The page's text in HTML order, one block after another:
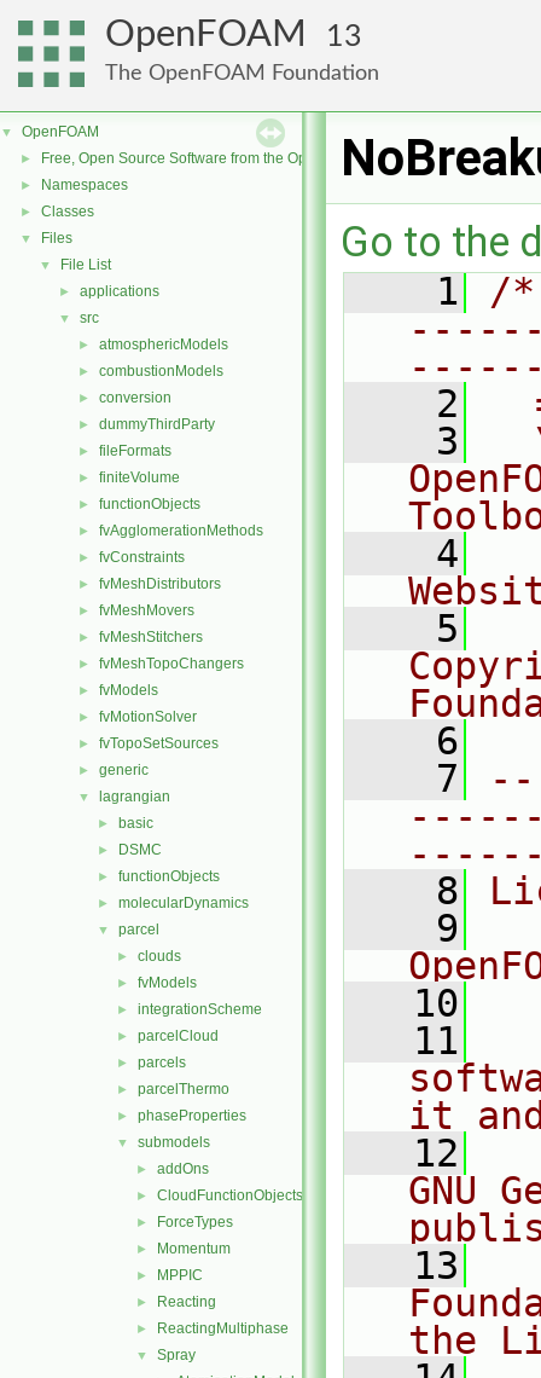
OpenFOAM 13
The OpenFOAM Foundation
▼ OpenFOAM
► Free, Open Source Software from the OpenFOAM Foundation
► Namespaces
► Classes
▼ Files
▼ File List
► applications
▼ src
► atmosphericModels
► combustionModels
► conversion
► dummyThirdParty
► fileFormats
► finiteVolume
► functionObjects
► fvAgglomerationMethods
► fvConstraints
► fvMeshDistributors
► fvMeshMovers
► fvMeshStitchers
► fvMeshTopoChangers
► fvModels
► fvMotionSolver
► fvTopoSetSources
► generic
▼ lagrangian
► basic
► DSMC
► functionObjects
► molecularDynamics
▼ parcel
► clouds
► fvModels
► integrationScheme
► parcelCloud
► parcels
► parcelThermo
► phaseProperties
▼ submodels
► addOns
► CloudFunctionObjects
► ForceTypes
► Momentum
► MPPIC
► Reacting
► ReactingMultiphase
▼ Spray
Go to the
    1
/
    2
    3
    4
    5
    6
    7
    8
    9
   10
   11
it
   12
GNU
   13
the